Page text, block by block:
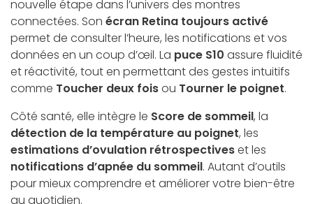
nouvelle étape dans l’univers des montres
connectées. Son écran Retina toujours activé
permet de consulter l’heure, les notifications et vos
données en un coup d’œil. La puce S10 assure fluidité
et réactivité, tout en permettant des gestes intuitifs
comme Toucher deux foisou Tourner le poignet.
Côté santé, elle intègre le Score de sommeil, la
détection de la température au poignet, les
estimations d’ovulation rétrospectiveset les
notifications d’apnée du sommeil. Autant d’outils
pour mieux comprendre et améliorer votre bien-être
au quotidien.